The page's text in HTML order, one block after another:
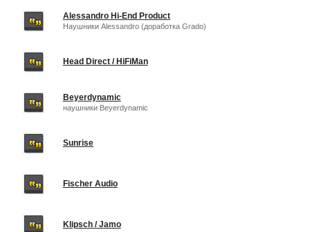
Alessandro Hi-End Product
Наушники Alessandro (доработка Grado)
Head Direct / HiFiMan
Beyerdynamic
наушники Beyerdynamic
Sunrise
Fischer Audio
Klipsch / Jamo